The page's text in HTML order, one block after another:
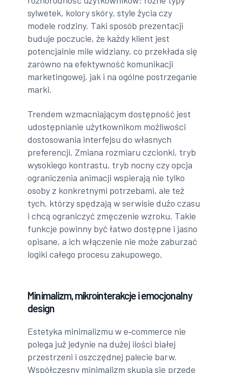
sylwetek, kolory skóry, style życia czy
modele rodziny. Taki sposób prezentacji
buduje poczucie, że każdy klient jest
potencjalnie mile widziany, co przekłada się
zarówno na efektywność komunikacji
marketingowej, jak i na ogólne postrzeganie
marki.
Trendem wzmacniającym dostępność jest
udostępnianie użytkownikom możliwości
dostosowania interfejsu do własnych
preferencji. Zmiana rozmiaru czcionki, tryb
wysokiego kontrastu, tryb nocny czy opcja
ograniczenia animacji wspierają nie tylko
osoby z konkretnymi potrzebami, ale też
tych, którzy spędzają w serwisie dużo czasu
i chcą ograniczyć zmęczenie wzroku. Takie
funkcje powinny być łatwo dostępne i jasno
opisane, a ich włączenie nie może zaburzać
logiki całego procesu zakupowego.
Minimalizm, mikrointerakcje i emocjonalny
design
Estetyka minimalizmu w e‑commerce nie
polega już jedynie na dużej ilości białej
przestrzeni i oszczędnej palecie barw.
Współczesny minimalizm skupia się przede